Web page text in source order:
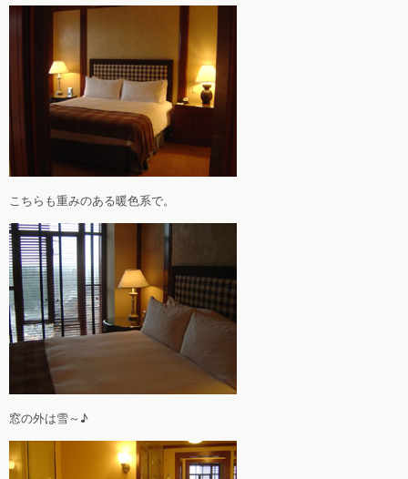
こちらも重みのある暖色系で。
窓の外は雪～♪